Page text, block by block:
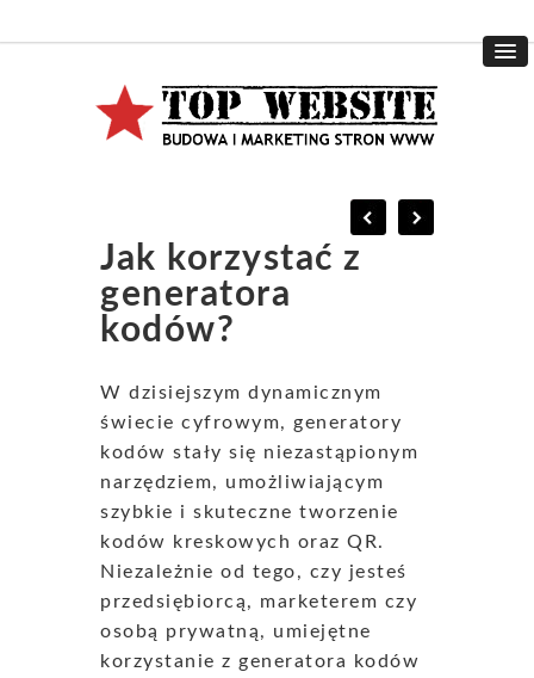
Jak korzystać z
generatora
kodów?
W dzisiejszym dynamicznym
świecie cyfrowym, generatory
kodów stały się niezastąpionym
narzędziem, umożliwiającym
szybkie i skuteczne tworzenie
kodów kreskowych oraz QR.
Niezależnie od tego, czy jesteś
przedsiębiorcą, marketerem czy
osobą prywatną, umiejętne
korzystanie z generatora kodów